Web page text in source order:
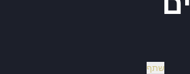
שתף